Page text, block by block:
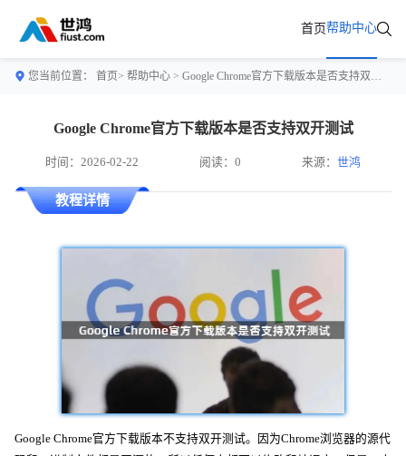
首页帮助中心
您当前位置： 首页> 帮助中心 > Google Chrome官方下载版本是否支持双开测试
Google Chrome官方下载版本是否支持双开测试
时间：2026-02-22 阅读：0 来源：世鸿
教程详情
Google Chrome官方下载版本不支持双开测试。因为Chrome浏览器的源代